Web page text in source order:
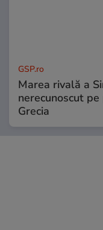
GSP.ro
Marea rivală a
nerecunoscut
Grecia